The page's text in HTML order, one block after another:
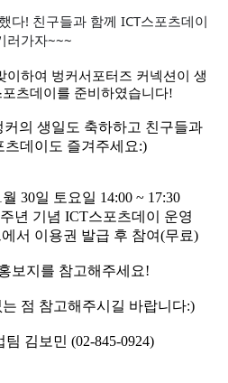
다! 친구들과 함께 ICT스포츠데이
러가자~~~
이하여 벙커서포터즈 커넥션이 생
츠데이를 준비하였습니다!
커의 생일도 축하하고 친구들과
츠데이도 즐겨주세요:)
30일 토요일 14:00 ~ 17:30
년 기념 ICT스포츠데이 운영
서 이용권 발급 후 참여(무료)
보지를 참고해주세요!
점 참고해주시길 바랍니다:)
김보민 (02-845-0924)